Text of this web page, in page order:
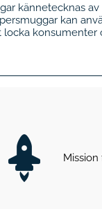
kännetecknas
kan